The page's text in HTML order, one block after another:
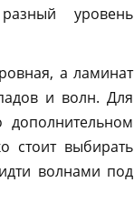
уровень
а ламинат
и волн. Для
стоит выбирать
волнами под